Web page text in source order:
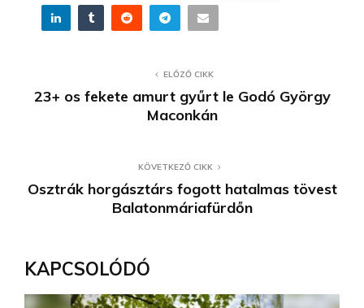
ELŐZŐ CIKK
23+ os fekete amurt gyűrt le Godó György
Maconkán
KÖVETKEZŐ CIKK
Osztrák horgásztárs fogott hatalmas tövest
Balatonmáriafürdőn
KAPCSOLÓDÓ